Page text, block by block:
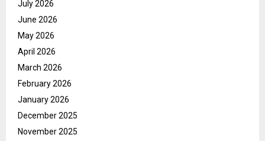
July 2026
June 2026
May 2026
April 2026
March 2026
February 2026
January 2026
December 2025
November 2025